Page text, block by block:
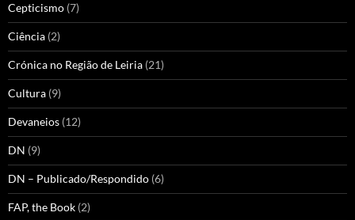
Cepticismo (7)
Ciência (2)
Crónica no Região de Leiria (21)
Cultura (9)
Devaneios (12)
DN (9)
DN – Publicado/Respondido (6)
FAP, the Book (2)